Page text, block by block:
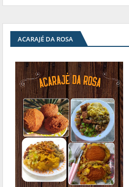
ACARAJÉ DA ROSA